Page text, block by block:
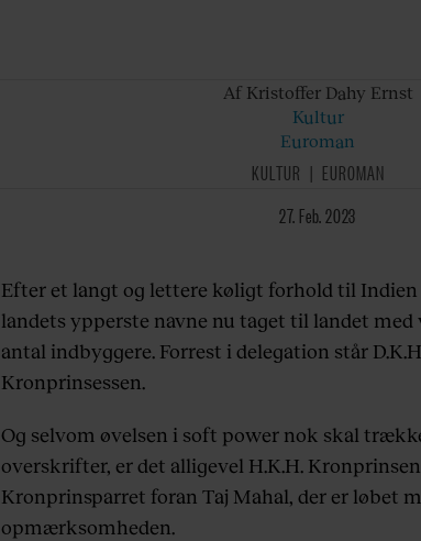
Af Kristoffer Dahy Ernst
Kultur
Euroman
KULTUR
EUROMAN
27. Feb. 2023
Efter et langt og lettere køligt forhold til Indien
landets ypperste navne nu taget til landet
antal indbyggere. Forrest i delegation står
Kronprinsessen.
Og selvom øvelsen i soft power nok skal
overskrifter, er det alligevel H.K.H.
Kronprinsparret foran Taj Mahal, der er løbet
opmærksomheden.